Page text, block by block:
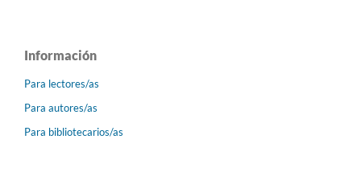
Información
Para lectores/as
Para autores/as
Para bibliotecarios/as